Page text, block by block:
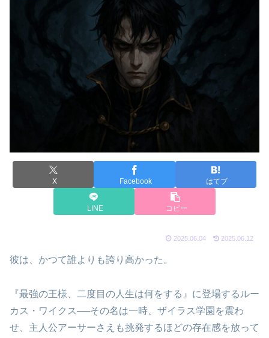
X Facebook はてブ
LINE コピー
2025.06.04 2025.06.12
彼は、かつて誰よりも誇り高かった。
『最強の王様、二度目の人生は何をする』に登場するルー
カス・ワイクス──その名は一時、ザイラス学園を震わ
せ、主人公アーサーさえも挑発するほどの存在感を放って